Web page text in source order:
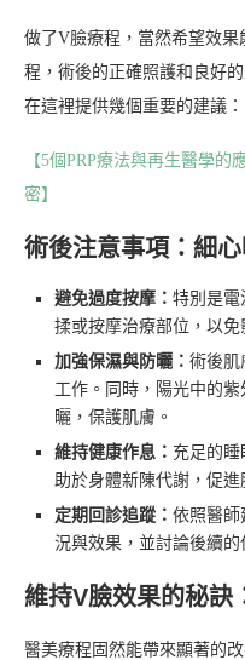
做了V臉療程，當然希望效
程，術後的正確照護和良好
在這裡提供幾個重要的建議：
【5個PRP療法與再生醫學
密】
術後注意事項：細
避免過度按摩： 特別是電
揉或按摩治療部位，以免
加強保濕與防曬： 術後肌
工作。同時，陽光中的
曬，保護肌膚。
維持健康作息： 充足的
助於身體新陳代謝，促進
定期回診追蹤： 依照醫師
況與效果，並討論後續的
維持V臉效果的秘訣
醫美療程固然能帶來顯著的